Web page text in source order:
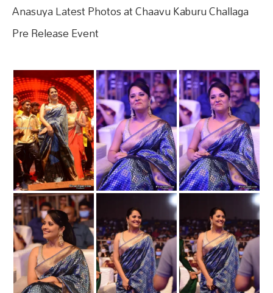
Anasuya Latest Photos at Chaavu Kaburu Challaga
Pre Release Event